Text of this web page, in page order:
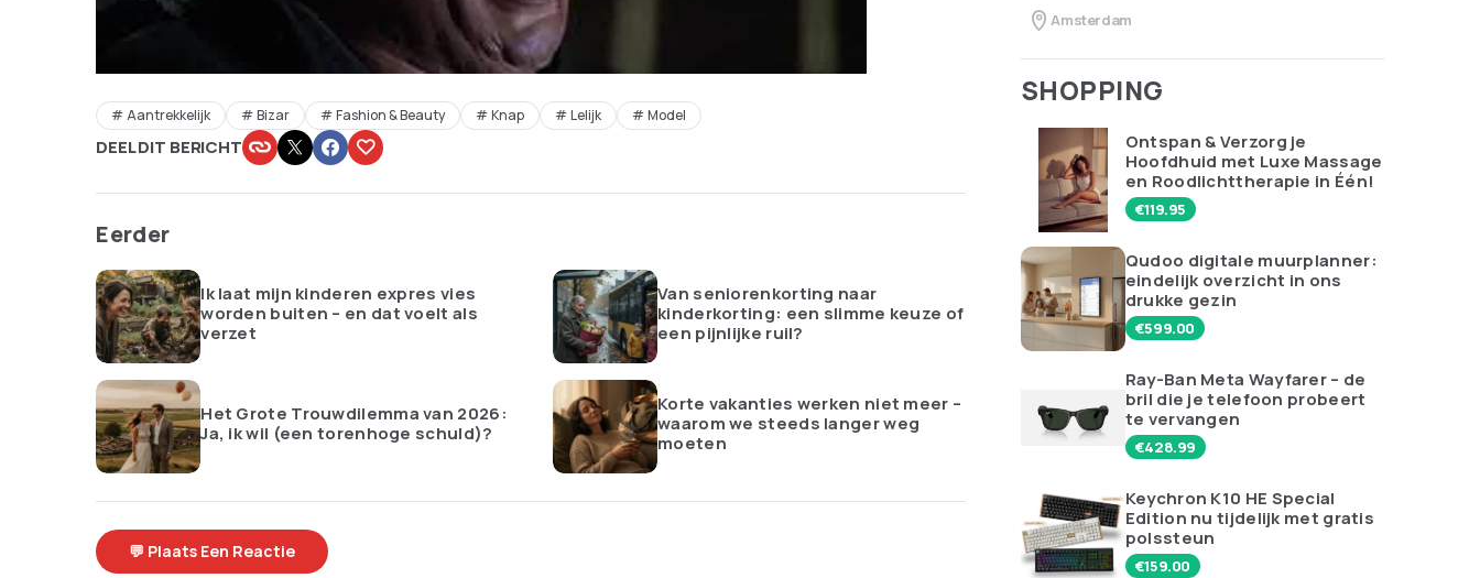
Aantrekkelijk Bizar Fashion & Beauty Knap Lelijk Model
DEEL DIT BERICHT
Eerder
Ik laat mijn kinderen expres vies
worden buiten – en dat voelt als
verzet
Van seniorenkorting naar
kinderkorting: een slimme keuze of
een pijnlijke ruil?
Het Grote Trouwdilemma van 2026:
Ja, ik wil (een torenhoge schuld)?
Korte vakanties werken niet meer –
waarom we steeds langer weg
moeten
💬 Plaats Een Reactie
Amsterdam
SHOPPING
Ontspan & Verzorg je
Hoofdhuid met Luxe Massage
en Roodlichttherapie in Één!
€119.95
Qudoo digitale muurplanner:
eindelijk overzicht in ons
drukke gezin
€599.00
Ray-Ban Meta Wayfarer – de
bril die je telefoon probeert
te vervangen
€428.99
Keychron K10 HE Special
Edition nu tijdelijk met gratis
polssteun
€159.00